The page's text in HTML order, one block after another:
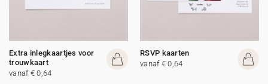
Extra inlegkaartjes voor
trouwkaart
vanaf € 0,64
RSVP kaarten
vanaf € 0,64